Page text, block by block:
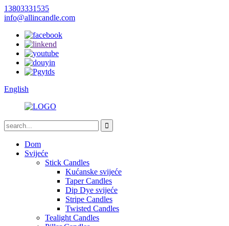
13803331535
info@allincandle.com
English
Dom
Svijeće
Stick Candles
Kućanske svijeće
Taper Candles
Dip Dye svijeće
Stripe Candles
Twisted Candles
Tealight Candles